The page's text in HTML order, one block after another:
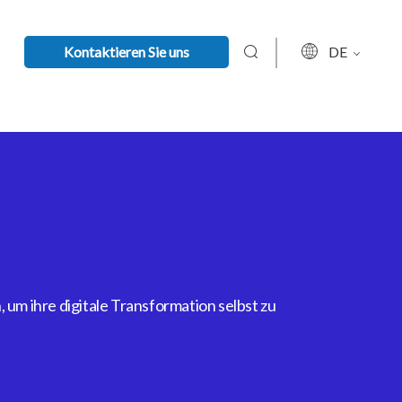
Kontaktieren Sie uns DE
ihre digitale Transformation selbst zu